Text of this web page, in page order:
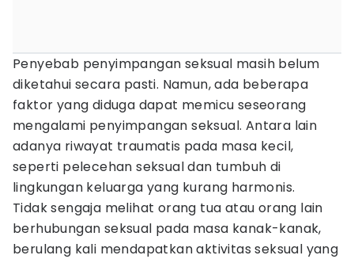
Penyebab penyimpangan seksual masih belum
diketahui secara pasti. Namun, ada beberapa
faktor yang diduga dapat memicu seseorang
mengalami penyimpangan seksual. Antara lain
adanya riwayat traumatis pada masa kecil,
seperti pelecehan seksual dan tumbuh di
lingkungan keluarga yang kurang harmonis.
Tidak sengaja melihat orang tua atau orang lain
berhubungan seksual pada masa kanak-kanak,
berulang kali mendapatkan aktivitas seksual yang